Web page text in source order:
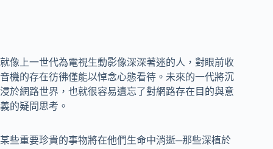
就像上一世代為電視生動影像深深著迷的人，對眼前收
音機的存在彷彿僅能以悼念心態看待。未來的一代將沉
浸於網路世界，也就很容易遺忘了對網路存在目的與意
義的疑問思考。
某些重要珍貴的事物將在他們生命中消逝─那些深植於